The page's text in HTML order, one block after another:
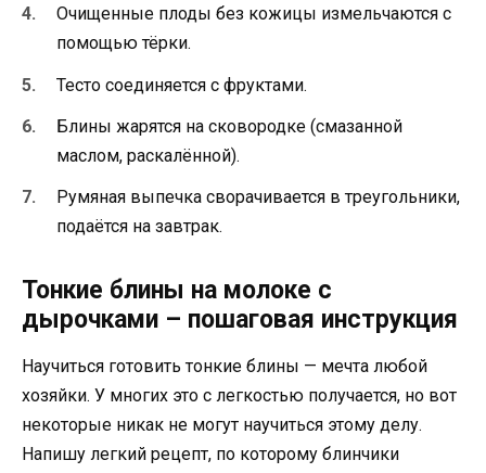
Очищенные плоды без кожицы измельчаются с
помощью тёрки.
Тесто соединяется с фруктами.
Блины жарятся на сковородке (смазанной
маслом, раскалённой).
Румяная выпечка сворачивается в треугольники,
подаётся на завтрак.
Тонкие блины на молоке с
дырочками – пошаговая инструкция
Научиться готовить тонкие блины — мечта любой
хозяйки. У многих это с легкостью получается, но вот
некоторые никак не могут научиться этому делу.
Напишу легкий рецепт, по которому блинчики